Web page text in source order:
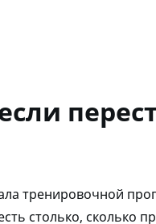
тренировочной
столько, сколько